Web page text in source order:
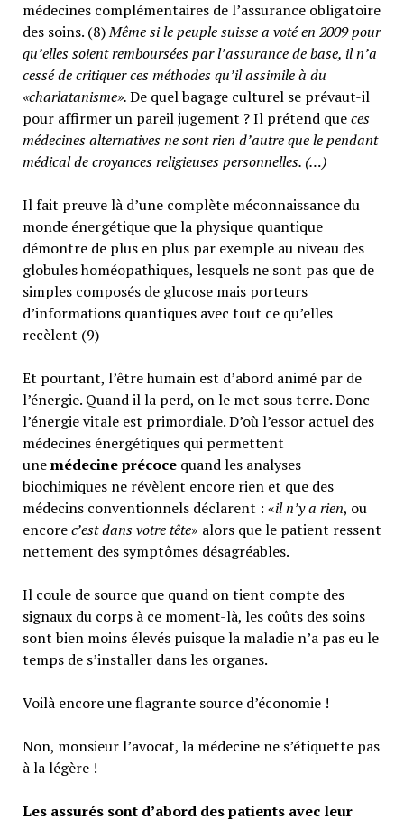
médecines complémentaires de l’assurance obligatoire
des soins. (8)Même si le peuple suisse a voté en 2009 pour
qu’elles soient remboursées par l’assurance de base, il n’a
cessé de critiquer ces méthodes qu’il assimile à du
«charlatanisme».De quel bagage culturel se prévaut-il
pour affirmer un pareil jugement ? Il prétend queces
médecines alternatives ne sont rien d’autre que le pendant
médical de croyances religieuses personnelles. (…)
Il fait preuve là d’une complète méconnaissance du
monde énergétique que la physique quantique
démontre de plus en plus par exemple au niveau des
globules homéopathiques, lesquels ne sont pas que de
simples composés de glucose mais porteurs
d’informations quantiques avec tout ce qu’elles
recèlent (9)
Et pourtant, l’être humain est d’abord animé par de
l’énergie. Quand il la perd, on le met sous terre. Donc
l’énergie vitale est primordiale. D’où l’essor actuel des
médecines énergétiques qui permettent
unemédecine précoce quand les analyses
biochimiques ne révèlent encore rien et que des
médecins conventionnels déclarent : «il n’y a rien, ou
encorec’est dans votre tête» alors que le patient ressent
nettement des symptômes désagréables.
Il coule de source que quand on tient compte des
signaux du corps à ce moment-là, les coûts des soins
sont bien moins élevés puisque la maladie n’a pas eu le
temps de s’installer dans les organes.
Voilà encore une flagrante source d’économie !
Non, monsieur l’avocat, la médecine ne s’étiquette pas
à la légère !
Les assurés sont d’abord des patients avec leur